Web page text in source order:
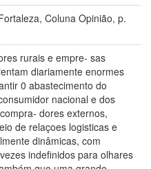
Coluna Opinião, p.
rurais e empre- sas
diariamente enormes
0 abastecimento do
nacional e dos
dores externos,
de relaçoes logisticas e
dinâmicas, com
indefinidos para olhares